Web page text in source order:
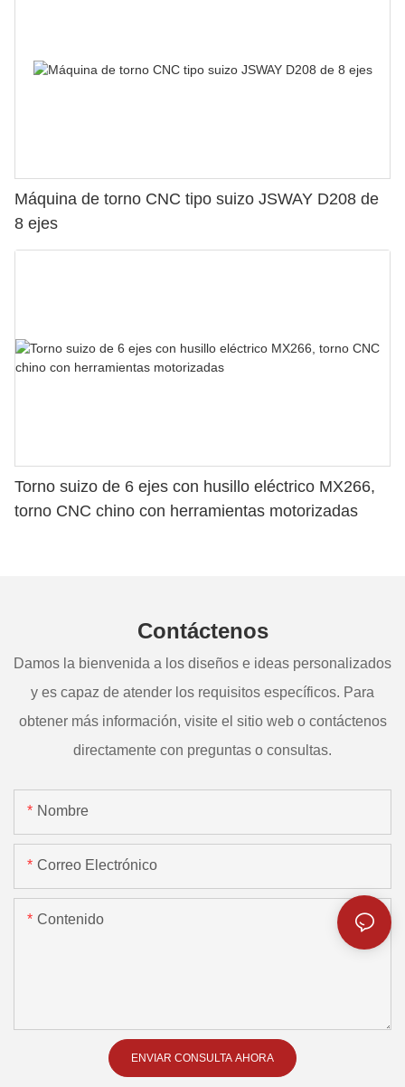
Máquina de torno CNC tipo suizo JSWAY D208 de
8 ejes
Torno suizo de 6 ejes con husillo eléctrico MX266,
torno CNC chino con herramientas motorizadas
Contáctenos
Damos la bienvenida a los diseños e ideas personalizados
y es capaz de atender los requisitos específicos. Para
obtener más información, visite el sitio web o contáctenos
directamente con preguntas o consultas.
Nombre
Correo Electrónico
Contenido
ENVIAR CONSULTA AHORA